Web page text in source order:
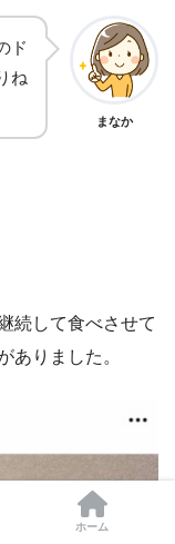
ド
ね
まなか
続して食べさせて
ありました。
ホーム